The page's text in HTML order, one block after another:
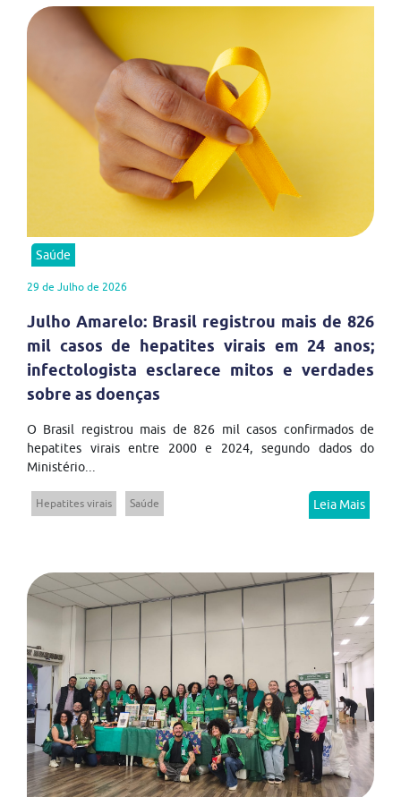
Saúde
29 de Julho de 2026
Julho Amarelo: Brasil registrou mais de 826
mil casos de hepatites virais em 24 anos;
infectologista esclarece mitos e verdades
sobre as doenças
O Brasil registrou mais de 826 mil casos confirmados de
hepatites virais entre 2000 e 2024, segundo dados do
Ministério...
Hepatites virais Saúde Leia Mais